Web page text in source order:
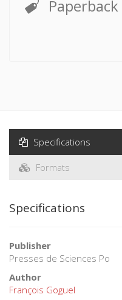
Paperback
Specifications
Formats
Specifications
Publisher
Presses de Sciences Po
Author
François Goguel